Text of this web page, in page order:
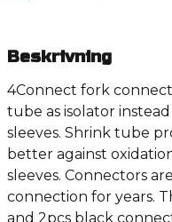
Beskrivning
4Connect fork
tube as isolator
sleeves. Shrink tube
better against
sleeves. Connectors
connection for years.
and 2pcs black